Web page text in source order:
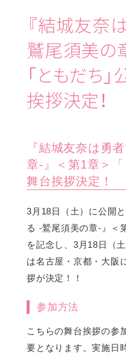
『結城友奈
鷲尾須美の
「ともだち
挨拶決定！
『結城友奈は勇
章-』＜第1章＞
舞台挨拶決定！
3月18日（土）に公開
る -鷲尾須美の章-』＜
を記念し、3月18日（
は名古屋・京都・大阪
拶が決定！！
参加方法
こちらの舞台挨拶の参
要となります。実施日